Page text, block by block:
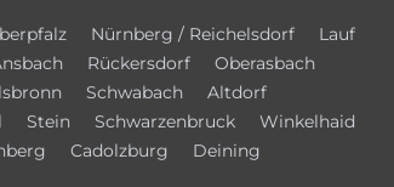
Nürnberg / Reichelsdorf
Lauf
Rückersdorf
Oberasbach
Schwabach
Altdorf
Stein Schwarzenbruck
Winkelhaid
Cadolzburg
Deining